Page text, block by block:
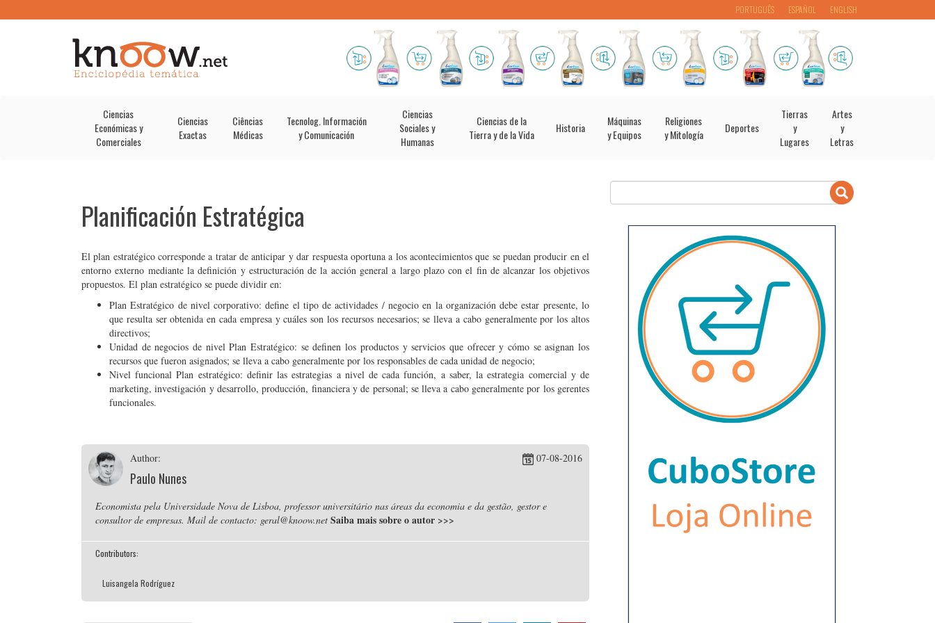
PORTUGUÊS ESPAÑOL ENGLISH
Ciencias
Económicas y
Comerciales
Ciencias
Exactas
Ciências
Médicas
Tecnolog. Información
y Comunicación
Ciencias
Sociales y
Humanas
Ciencias de la
Tierra y de la Vida
Historia
Máquinas
y Equipos
Religiones
y Mitología
Deportes
Tierras
y
Lugares
Artes
y
Letras
Planificación Estratégica
El plan estratégico corresponde a tratar de anticipar y dar respuesta oportuna a los acontecimientos que se puedan producir en el
entorno externo mediante la definición y estructuración de la acción general a largo plazo con el fin de alcanzar los objetivos
propuestos. El plan estratégico se puede dividir en:
Plan Estratégico de nivel corporativo: define el tipo de actividades / negocio en la organización debe estar presente, lo
que resulta ser obtenida en cada empresa y cuáles son los recursos necesarios; se lleva a cabo generalmente por los altos
directivos;
Unidad de negocios de nivel Plan Estratégico: se definen los productos y servicios que ofrecer y cómo se asignan los
recursos que fueron asignados; se lleva a cabo generalmente por los responsables de cada unidad de negocio;
Nivel funcional Plan estratégico: definir las estrategias a nivel de cada función, a saber, la estrategia comercial y de
marketing, investigación y desarrollo, producción, financiera y de personal; se lleva a cabo generalmente por los gerentes
funcionales.
Author:
Paulo Nunes
07-08-2016
Economista pela Universidade Nova de Lisboa, professor universitário nas áreas da economia e da gestão, gestor e
consultor de empresas. Mail de contacto: geral@knoow.net Saiba mais sobre o autor >>>
Contributors:
Luisangela Rodríguez